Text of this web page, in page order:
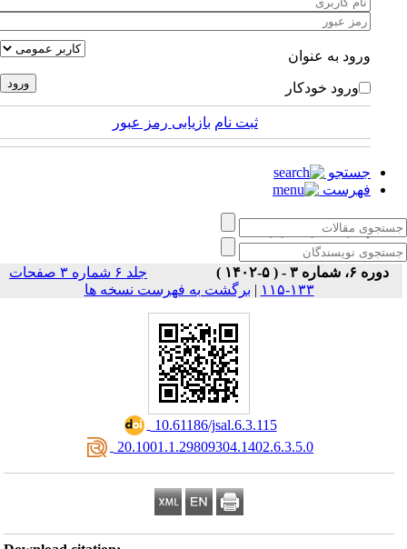
ورود به عنوان
ورود خودکار
ثبت نام بازیابی رمز عبور
جستجو
فهرست
زبان‌ کاوی کاربردی
دوره ۶، شماره ۳ - ( ۵-۱۴۰۲ )
جلد ۶ شماره ۳ صفحات
۱۳۳-۱۱۵
| برگشت به فهرست نسخه ها
‎ 10.61186/jsal.6.3.115
‎ 20.1001.1.29809304.1402.6.3.5.0